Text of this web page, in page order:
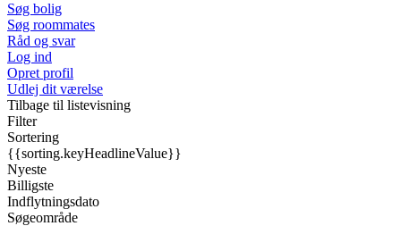
Søg bolig
Søg roommates
Råd og svar
Log ind
Opret profil
Udlej dit værelse
Tilbage til listevisning
Filter
Sortering
{{sorting.keyHeadlineValue}}
Nyeste
Billigste
Indflytningsdato
Søgeområde